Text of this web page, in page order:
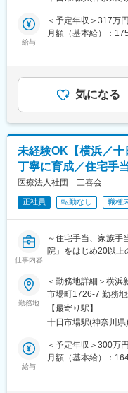
■当法人の特徴：
当法人は1979年の
対応しながら、鶴巻
サービスセンター等
護のオールラウン
給与
＜予定年収＞317万
月額（基本給）：
■賞与：年2回※前年
績：1月あたり
あり、選考を通じて
手当を含めた表記で
気になる
未経験OK【横浜／
丁寧に育成／住宅手
医療法人社団 三喜会
正社員 転勤なし 職種
仕事内容
～住宅手当、家族
院」をはじめ20以上
■業務内容：
◇用度管理（医療材
納
品）
◇一般事務（事務全
※役所への届け出や
勤務地
＜勤務地詳細＞横浜
市場町1726-7 勤務
策：敷地内全面禁煙
【最寄り駅】
十日市場駅(神奈川
給与
＜予定年収＞300万
月額（基本給）：